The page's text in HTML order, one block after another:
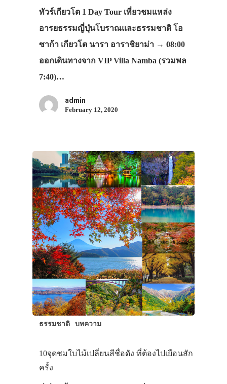
ทัวร์เกียวโต 1 Day Tour เที่ยวชมแหล่ง
อารยธรรมญี่ปุ่นโบราณและธรรมชาติ โอ
ซาก้า เกียวโต นารา อาราชิยาม่า → 08:00
ออกเดินทางจาก VIP Villa Namba (รวมพล
7:40)…
admin
February 12, 2020
ธรรมชาติ บทความ
10จุดชมใบไม้เปลี่ยนสีชื่อดัง ที่ต้องไปเยือนสัก
ครั้ง